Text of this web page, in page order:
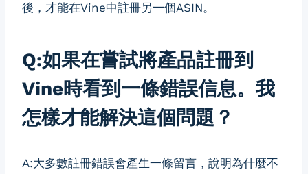
後，才能在Vine中註冊另一個ASIN。
Q:如果在嘗試將產品註冊到
Vine時看到一條錯誤信息。我
怎樣才能解決這個問題？
A:大多數註冊錯誤會產生一條留言，說明為什麼不